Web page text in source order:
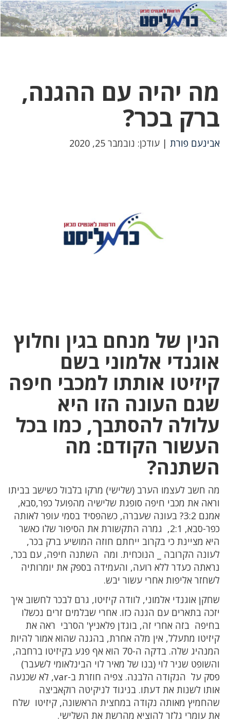
לחץ
כאן
לחץ
כדי
מה יהיה עם ההגנה,
ברק בכר?
אבינעם פורת | עודכן: נובמבר 25, 2020
הנין של מנחם בגין וחלוץ
אוגנדי אלמוני בשם
קיזיטו אותתו למכבי חיפה
שגם העונה הזו היא
עלולה להסתבך, כמו בכל
העשור הקודם: מה
השתנה?
מה חשב לעצמו הערב (שלישי) מרקו בלבול כשישב בביתו
וראה את מכבי חיפה סופגת שלישיה מהפועל כפר,סבא,
אמנם 3:2? בעונה שעברה, כשהפסיד בסמי עופר לאותה
כפר-סבא, 2:1, גמרה התקשורת את הסיפור שלו כאשר
היא מציינת כי בקרוב ייחתם חוזה המושיע ברק בכר,
לעונה הקרובה _ הנוכחית. ומה השתנה חיפה, עם בכר,
נראתה כעדר ללא רועה, והעמידה בספק את יומרותיה
לשחזר אליפות אחרי עשור יבש.
שחקן אוגנדי אלמוני, לוודה קיזיטו, גרם לבכר לחשוב איך
יזכה בתארים עם הגנה כזו. אחרי שבלמים זרים נכשלו
בחיפה בזה אחרי זה, בוגדן פלאניץ' הסרבי ראה את
קיזיטו מתעלל, אין מלה אחרת, בהגנה שהוא אמור להיות
המנהיג שלה. בדקה ה-70 הוא אף פגע בקיזיטו ברחבה,
והשופט שניר לוי (בנו של מאיר לוי הבינלאומי לשעבר)
פסק על הנקודה הלבנה. צפיה חוזרת ב-var, לא שכנעה
אותו לשנות את דעתו. בניגוד לניקיטה רוקאביצה
שהחמיץ מאותה נקודה במחצית הראשונה, קיזיטו שלח
את עומרי גלזר להוציא מהרשת את השלישי.